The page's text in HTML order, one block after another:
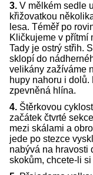
3. V mělkém sedle
křižovatkou
lesa. Téměř po
Kličkujeme v přítmí
Tady je ostrý střih.
sklopí do
velikány zažíváme
hupy nahoru i
zpevněná hlína.
4. Štěrkovou
začátek čtvrté
mezi skálami a
jede po stezce
nabývá na hravosti
skokům, chcete-li